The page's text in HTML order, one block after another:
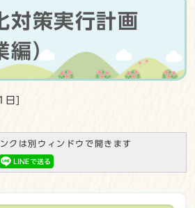
対策実行計画
編）
日]
クは別ウィンドウで開きます